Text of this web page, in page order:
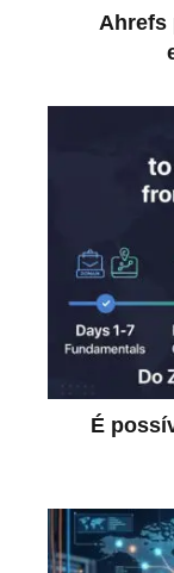
Ahrefs
É